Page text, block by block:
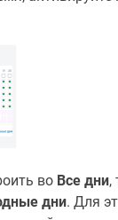
во Все дни,
дни. Для